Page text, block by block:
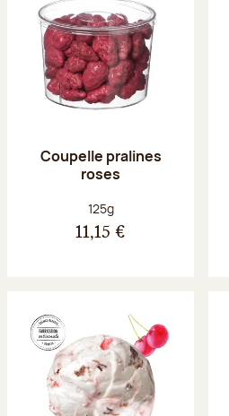
Coupelle pralines
roses
Poids net :
125g
11,15 €